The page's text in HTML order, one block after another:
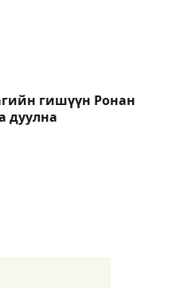
гишүүн Ронан
дуулна